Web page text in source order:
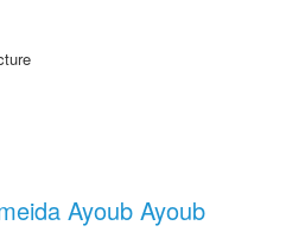
Ayoub Ayoub